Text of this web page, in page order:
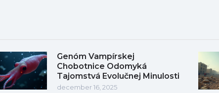
Genóm Vampírskej
Chobotnice Odomyká
Tajomstvá Evolučnej Minulosti
december 16, 2025